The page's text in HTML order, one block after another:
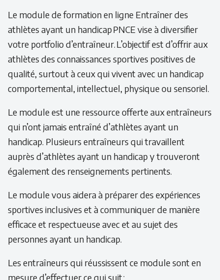
Le module de formation en ligne Entraîner des
athlètes ayant un handicap PNCE vise à diversifier
votre portfolio d’entraîneur. L’objectif est d’offrir aux
athlètes des connaissances sportives positives de
qualité, surtout à ceux qui vivent avec un handicap
comportemental, intellectuel, physique ou sensoriel.
Le module est une ressource offerte aux entraîneurs
qui n’ont jamais entraîné d’athlètes ayant un
handicap. Plusieurs entraîneurs qui travaillent
auprès d’athlètes ayant un handicap y trouveront
également des renseignements pertinents.
Le module vous aidera à préparer des expériences
sportives inclusives et à communiquer de manière
efficace et respectueuse avec et au sujet des
personnes ayant un handicap.
Les entraîneurs qui réussissent ce module sont en
mesure d’effectuer ce qui suit :